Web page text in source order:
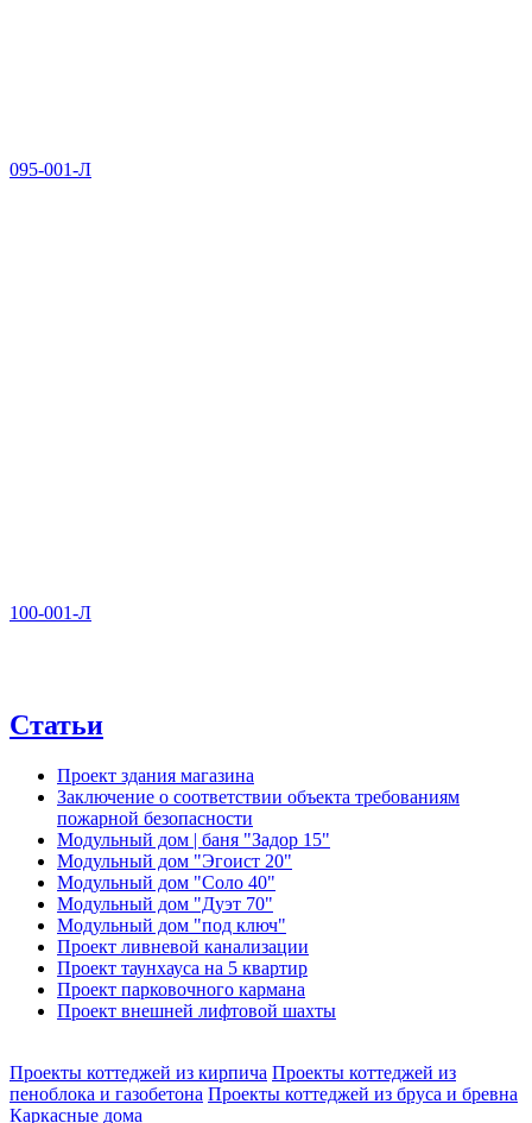
095-001-Л
100-001-Л
Статьи
Проект здания магазина
Заключение о соответствии объекта требованиям
пожарной безопасности
Модульный дом | баня "Задор 15"
Модульный дом "Эгоист 20"
Модульный дом "Соло 40"
Модульный дом "Дуэт 70"
Модульный дом "под ключ"
Проект ливневой канализации
Проект таунхауса на 5 квартир
Проект парковочного кармана
Проект внешней лифтовой шахты
Проекты коттеджей из кирпича Проекты коттеджей из
пеноблока и газобетона Проекты коттеджей из бруса и бревна
Каркасные дома